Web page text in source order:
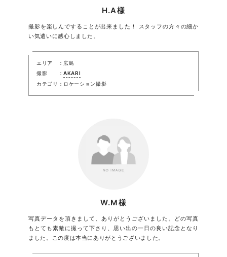
H.A様
撮影を楽しんですることが出来ました！ スタッフの方々の細か
い気遣いに感心しました。
エリア
広島
撮影
AKARI
カテゴリ
ロケーション撮影
W.M様
写真データを頂きまして、ありがとうございました。どの写真
もとても素敵に撮って下さり、思い出の一日の良い記念となり
ました。この度は本当にありがとうございました。